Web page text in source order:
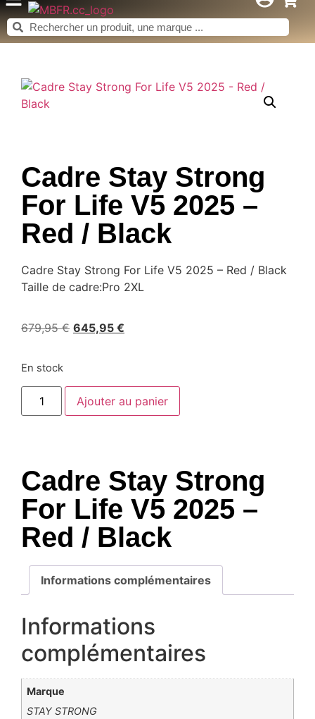
Cadre Stay Strong
For Life V5 2025 –
Red / Black
Cadre Stay Strong For Life V5 2025 – Red / Black
Taille de cadre:Pro 2XL
679,95€ 645,95 €
En stock
Ajouter au panier
Cadre Stay Strong
For Life V5 2025 –
Red / Black
Informations complémentaires
Informations
complémentaires
Marque
STAY STRONG